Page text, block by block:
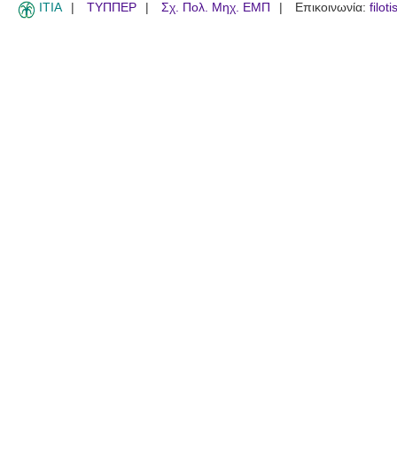
ITIA ΤΥΠΠΕΡ Σχ. Πολ. Μηχ. ΕΜΠ Επικοινωνία: